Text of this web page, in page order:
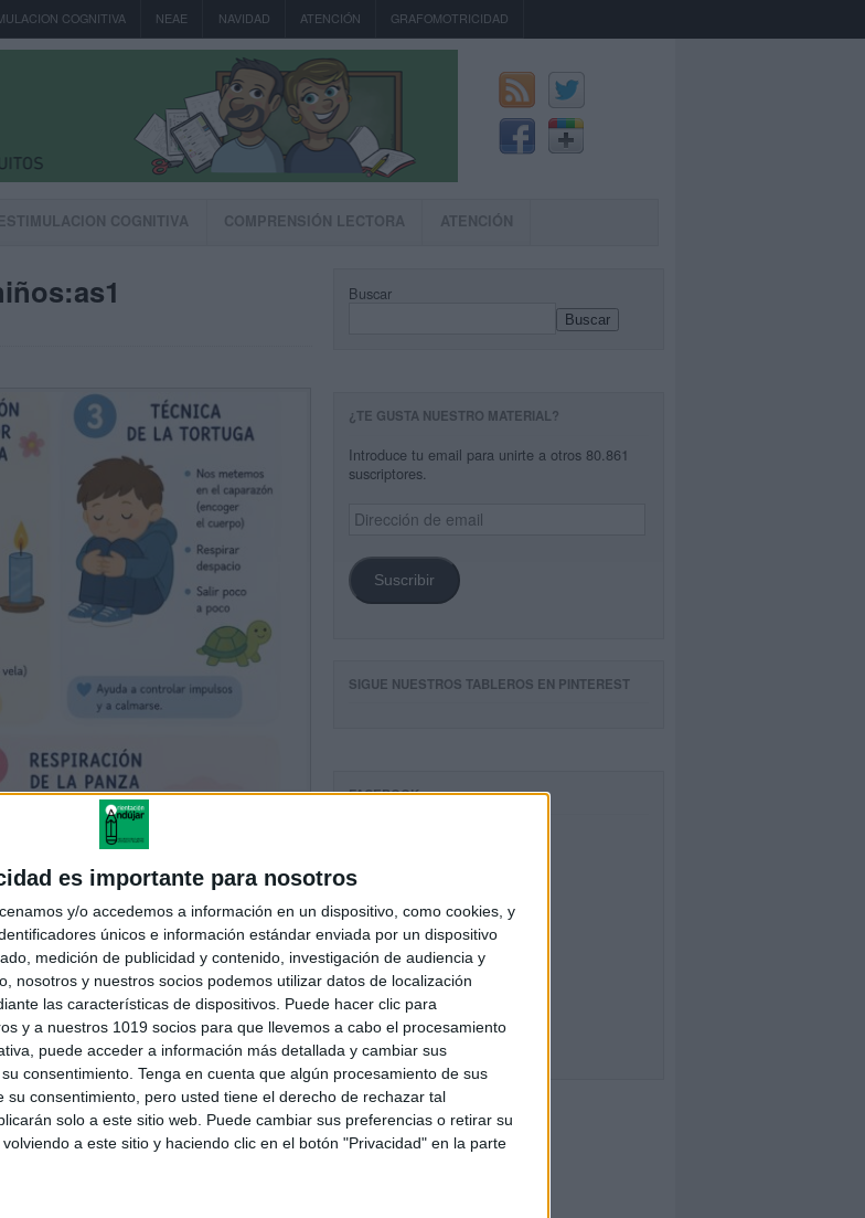
es importante para nosotros
y/o accedemos a información en un dispositivo, como cookies, y
únicos e información estándar enviada por un dispositivo
medición de publicidad y contenido, investigación de audiencia y
nosotros y nuestros socios podemos utilizar datos de localización
las características de dispositivos. Puede hacer clic para
y a nuestros 1019 socios para que llevemos a cabo el procesamiento
puede acceder a información más detallada y cambiar sus
consentimiento. Tenga en cuenta que algún procesamiento de sus
consentimiento, pero usted tiene el derecho de rechazar tal
solo a este sitio web. Puede cambiar sus preferencias o retirar su
a este sitio y haciendo clic en el botón "Privacidad" en la parte
COGNITIVA NEAE NAVIDAD ATENCIÓN GRAFOMOTRICIDAD
COGNITIVA COMPRENSIÓN LECTORA ATENCIÓN
Buscar
Buscar
¿TE GUSTA NUESTRO MATERIAL?
Introduce tu email para unirte a otros 80.861
suscriptores.
Dirección
de
Suscribir
SIGUE NUESTROS TABLEROS EN PINTEREST
FACEBOOK